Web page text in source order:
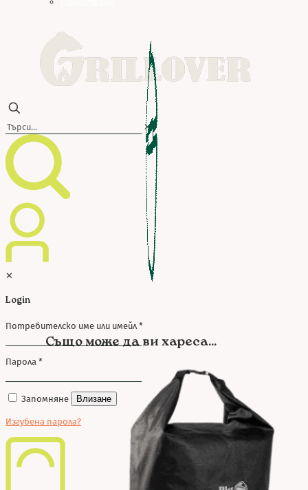
✕
✕
Login
Потребителско име или имейл *
Парола *
Запомняне Влизане
Изгубена парола?
Също може да ви хареса...